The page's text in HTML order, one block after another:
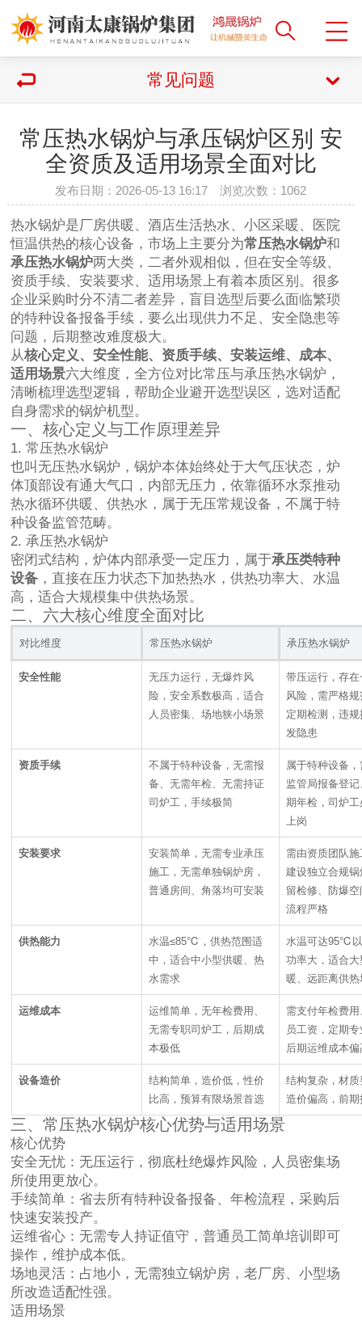
常见问题
常压热水锅炉与承压锅炉区别 安
全资质及适用场景全面对比
发布日期：2026-05-13 16:17 浏览次数： 1062
热水锅炉是厂房供暖、酒店生活热水、小区采暖、医院
恒温供热的核心设备，市场上主要分为常压热水锅炉和
承压热水锅炉两大类，二者外观相似，但在安全等级、
资质手续、安装要求、适用场景上有着本质区别。很多
企业采购时分不清二者差异，盲目选型后要么面临繁琐
的特种设备报备手续，要么出现供力不足、安全隐患等
问题，后期整改难度极大。
从核心定义、安全性能、资质手续、安装运维、成本、
适用场景六大维度，全方位对比常压与承压热水锅炉，
清晰梳理选型逻辑，帮助企业避开选型误区，选对适配
自身需求的锅炉机型。
一、核心定义与工作原理差异
1. 常压热水锅炉
也叫无压热水锅炉，锅炉本体始终处于大气压状态，炉
体顶部设有通大气口，内部无压力，依靠循环水泵推动
热水循环供暖、供热水，属于无压常规设备，不属于特
种设备监管范畴。
2. 承压热水锅炉
密闭式结构，炉体内部承受一定压力，属于承压类特种
设备 ，直接在压力状态下加热热水，供热功率大、水温
高，适合大规模集中供热场景。
二、六大核心维度全面对比
对比维度 常压热水锅炉 承压热水锅炉
安全性能
无压力运行，无爆炸风
险，安全系数极高，适合
人员密集、场地狭小场景
带压运行，存
风险，需严格
定期检测，违
发隐患
资质手续
不属于特种设备，无需报
备、无需年检、无需持证
司炉工，手续极简
属于特种设备
监管局报备登
期年检，司炉
上岗
安装要求
安装简单，无需专业承压
施工，无需单独锅炉房，
普通房间、角落均可安装
需由资质团队
建设独立合规
留检修、防爆
流程严格
供热能力
水温≤85℃，供热范围适
中，适合中小型供暖、热
水需求
水温可达95℃
功率大，适合
暖、远距离供
运维成本
运维简单，无年检费用、
无需专职司炉工，后期成
本极低
需支付年检费
员工资，定期
后期运维成本偏
设备造价
结构简单，造价低，性价
比高，预算有限场景首选
结构复杂，材
造价偏高，前
三、常压热水锅炉核心优势与适用场景
核心优势
安全无忧：无压运行，彻底杜绝爆炸风险，人员密集场
所使用更放心。
手续简单：省去所有特种设备报备、年检流程，采购后
快速安装投产。
运维省心：无需专人持证值守，普通员工简单培训即可
操作，维护成本低。
场地灵活：占地小，无需独立锅炉房，老厂房、小型场
所改造适配性强。
适用场景